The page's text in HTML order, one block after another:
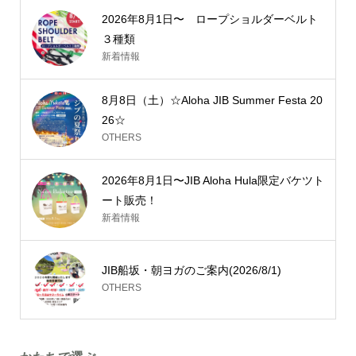
2026年8月1日〜 ロープショルダーベルト
３種類
新着情報
8月8日（土）☆Aloha JIB Summer Festa 20
26☆
OTHERS
2026年8月1日〜JIB Aloha Hula限定バケツト
ート販売！
新着情報
JIB船坂・朝ヨガのご案内(2026/8/1)
OTHERS